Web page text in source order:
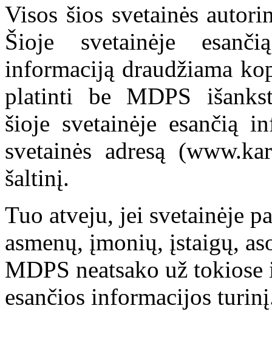
Visos šios svetainės
Šioje svetainėje
informaciją draudžiama
platinti be MDPS
šioje svetainėje esančią
svetainės adresą
šaltinį.
Tuo atveju, jei svetainėje
asmenų, įmonių, įstaigų,
MDPS neatsako už tokiose
esančios informacijos